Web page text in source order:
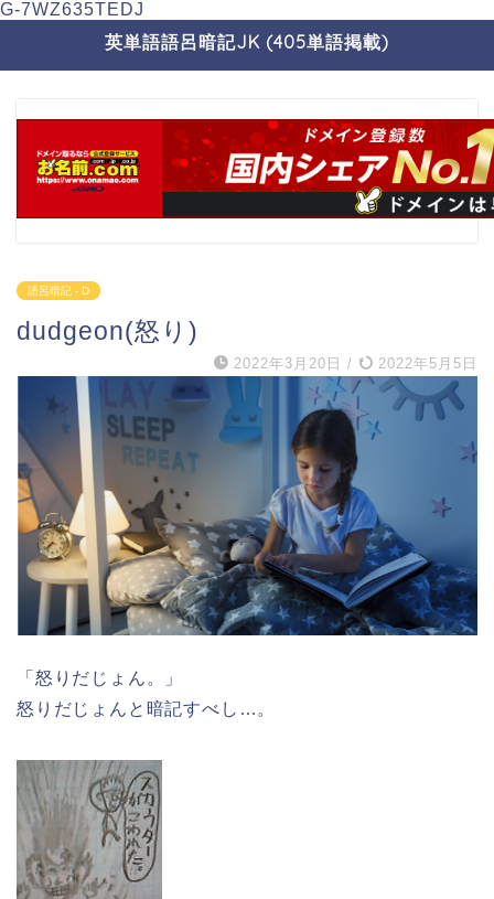
G-7WZ635TEDJ
英単語語呂暗記JK (405単語掲載)
語呂暗記 - D
dudgeon(怒り)
2022年3月20日 / 2022年5月5日
「怒りだじょん。」
怒りだじょんと暗記すべし…。